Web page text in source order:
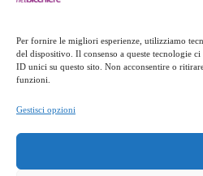
Per fornire le migliori esperienze, utilizziamo
del dispositivo. Il consenso a queste tecnologie
ID unici su questo sito. Non acconsentire o
funzioni.
Gestisci opzioni
← Precedente:
Evo experience
e